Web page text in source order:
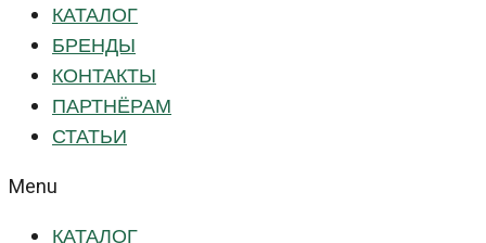
КАТАЛОГ
БРЕНДЫ
КОНТАКТЫ
ПАРТНЁРАМ
СТАТЬИ
Menu
КАТАЛОГ